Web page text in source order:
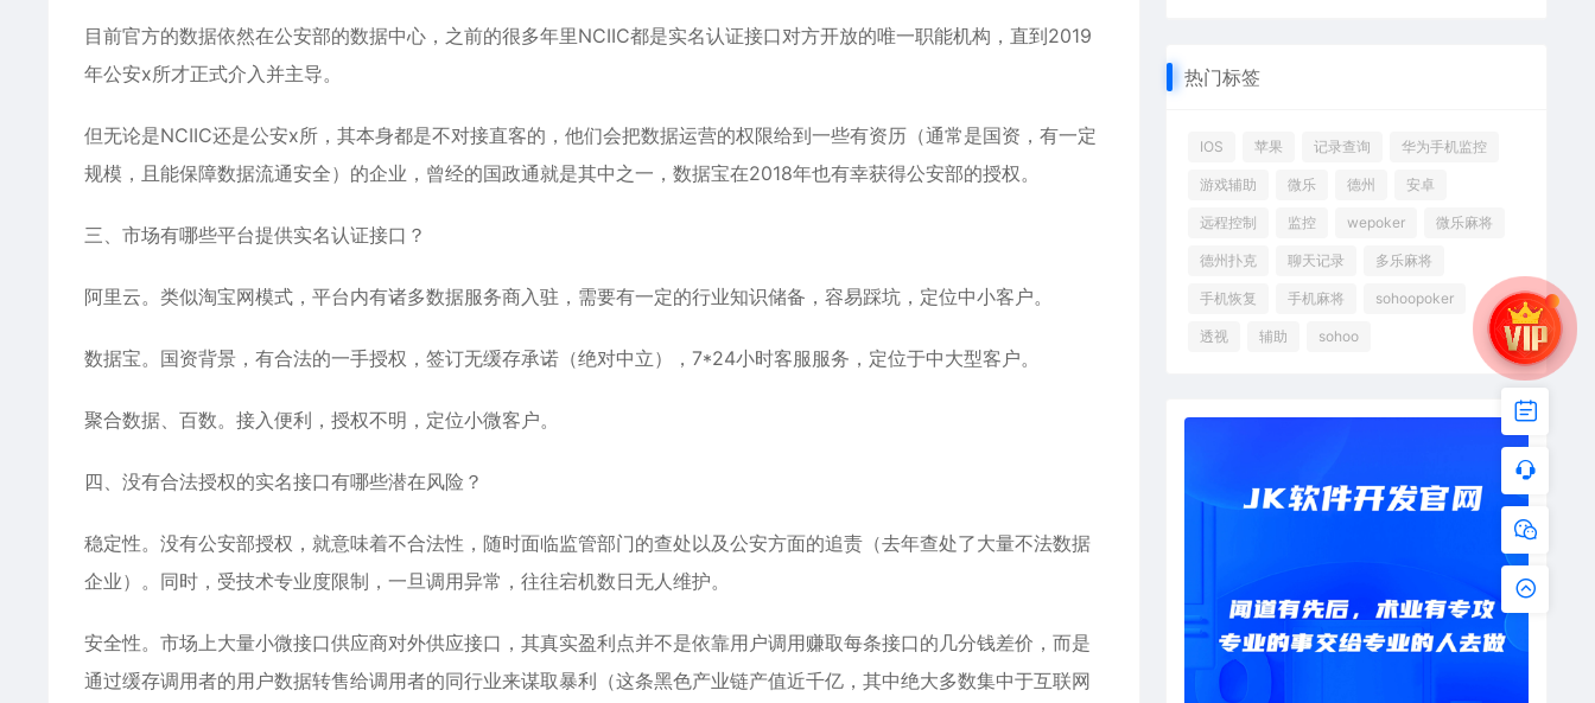
目前官方的数据依然在公安部的数据中心，之前的很多年里NCIIC都是实名认证接口对方开放的唯一职能机构，直到2019
年公安x所才正式介入并主导。
但无论是NCIIC还是公安x所，其本身都是不对接直客的，他们会把数据运营的权限给到一些有资历（通常是国资，有一定
规模，且能保障数据流通安全）的企业，曾经的国政通就是其中之一，数据宝在2018年也有幸获得公安部的授权。
三、市场有哪些平台提供实名认证接口？
阿里云。类似淘宝网模式，平台内有诸多数据服务商入驻，需要有一定的行业知识储备，容易踩坑，定位中小客户。
数据宝。国资背景，有合法的一手授权，签订无缓存承诺（绝对中立），7*24小时客服服务，定位于中大型客户。
聚合数据、百数。接入便利，授权不明，定位小微客户。
四、没有合法授权的实名接口有哪些潜在风险？
稳定性。没有公安部授权，就意味着不合法性，随时面临监管部门的查处以及公安方面的追责（去年查处了大量不法数据
企业）。同时，受技术专业度限制，一旦调用异常，往往宕机数日无人维护。
安全性。市场上大量小微接口供应商对外供应接口，其真实盈利点并不是依靠用户调用赚取每条接口的几分钱差价，而是
通过缓存调用者的用户数据转售给调用者的同行业来谋取暴利（这条黑色产业链产值近千亿，其中绝大多数集中于互联网
热门标签
IOS 苹果 记录查询 华为手机监控
游戏辅助 微乐 德州 安卓
远程控制 监控 wepoker 微乐麻将
德州扑克 聊天记录 多乐麻将
手机恢复 手机麻将 sohoopoker
透视 辅助 sohoo